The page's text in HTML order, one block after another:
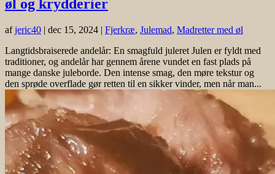
afjeric40|dec 15, 2024|Fjerkræ
Langtidsbraiserede andelår: En smagfuld juleret Julen er fyldt med
traditioner, og andelår har gennem årene vundet en fast plads på
mange danske juleborde. Den intense smag, den møre tekstur og
den sprøde overflade gør retten til en sikker vinder, men når man...